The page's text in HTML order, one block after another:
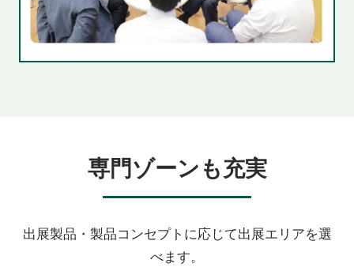
専門ゾーンも充実
出展製品・製品コンセプトに応じて出展エリアを選
べます。